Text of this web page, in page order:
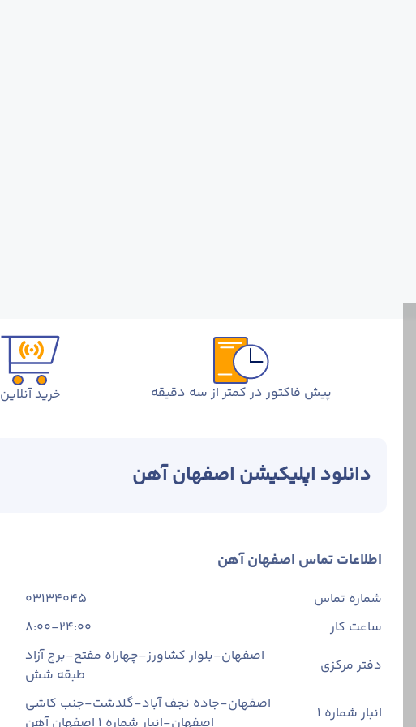
پیش فاکتور در کمتر از سه دقیقه خرید آنلاین
دانلود اپلیکیشن اصفهان آهن
اطلاعات تماس اصفهان آهن
شماره تماس
03134045
ساعت کار
8:00-24:00
دفتر مرکزی
اصفهان-بلوار کشاورز-چهاراه مفتح-برج آزاد
طبقه شش
انبار شماره 1
اصفهان-جاده نجف آباد-گلدشت-جنب کاشی